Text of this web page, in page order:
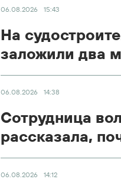
06.08.2026 15:43
На
заложили два
06.08.2026 14:38
Сотрудница
рассказала,
06.08.2026 14:12